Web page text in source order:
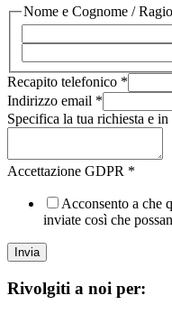
Nome e Cognome /
Recapito telefonico *
Indirizzo email *
Specifica la tua richiesta e
Accettazione GDPR *
Acconsento a che
inviate così che
Invia
Rivolgiti a noi per: